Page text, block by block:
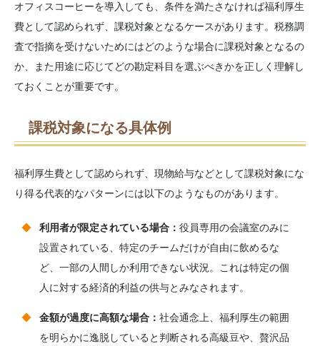
オフィスコーヒーを導入しても、条件を満たさなければ福利厚生
費として認められず、課税対象となるケースがあります。税務調
査で指摘を受けないためにはどのような場合に課税対象となるの
か、また用途に応じてどの勘定科目を選ぶべきかを正しく理解し
ておくことが重要です。
課税対象になる具体例
福利厚生費として認められず、現物給与などとして課税対象にな
り得る代表的なパターンには以下のようなものがあります。
利用者が限定されている場合： 役員専用の会議室のみに
設置されている、特定のチームだけが自由に飲めるな
ど、一部の人間しか利用できない状況。これは特定の個
人に対する経済的利益の供与とみなされます。
金額が過度に高額な場合： 社会通念上、福利厚生の範囲
を明らかに逸脱していると判断される高級豆や、贅沢品